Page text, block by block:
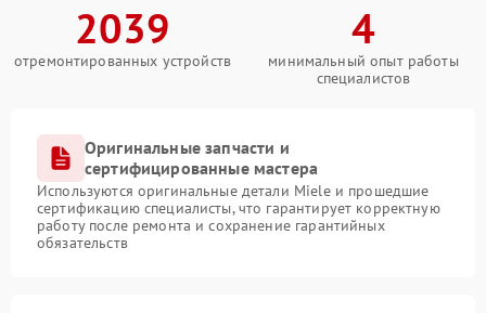
2039
отремонтированных устройств
4
минимальный опыт работы
специалистов
Оригинальные запчасти и
сертифицированные мастера
Используются оригинальные детали Miele и прошедшие
сертификацию специалисты, что гарантирует корректную
работу после ремонта и сохранение гарантийных
обязательств